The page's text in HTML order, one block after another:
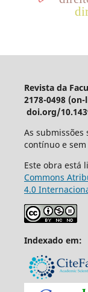
Revista da
2178-0498
doi.org/
As
contínuo e sem
Este obra está
Commons
4.0
Indexado em: